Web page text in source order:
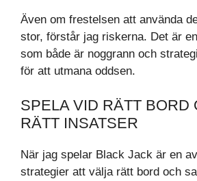
Även om frestelsen att använda
stor, förstår jag riskerna. Det är
som både är noggrann och
för att utmana oddsen.
SPELA VID RÄTT BORD
RÄTT INSATSER
När jag spelar Black Jack är en
strategier att välja rätt bord och